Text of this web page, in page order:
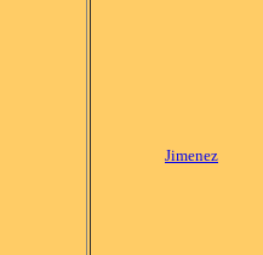
Jimenez